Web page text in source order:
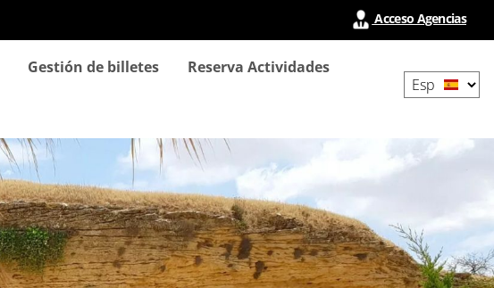
Acceso Agencias
Gestión de billetes
Reserva Actividades
your